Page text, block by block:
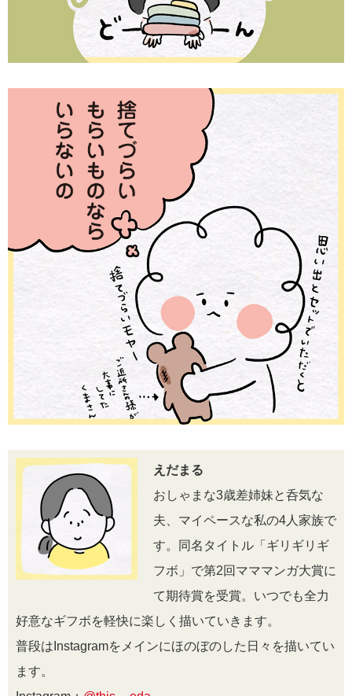
えだまる
おしゃまな3歳差姉妹と呑気な
夫、マイペースな私の4人家族で
す。同名タイトル「ギリギリギ
フボ」で第2回マママンガ大賞に
て期待賞を受賞。いつでも全力
好意なギフボを軽快に楽しく描いていきます。
普段はInstagramをメインにほのぼのした日々を描いてい
ます。